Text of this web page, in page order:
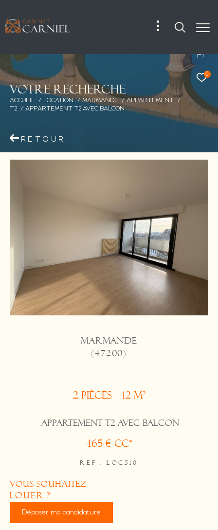
Fr
0
Votre recherche
ACCUEIL LOCATION MARMANDE
APPARTEMENT
T2
APPARTEMENT T2 AVEC BALCON
RETOUR
MARMANDE
(47200)
2 pièces - 42 m²
APPARTEMENT T2 AVEC BALCON
465 € CC*
REF : LOC510
vous souhaitez
louer ?
Déposer ma candidature